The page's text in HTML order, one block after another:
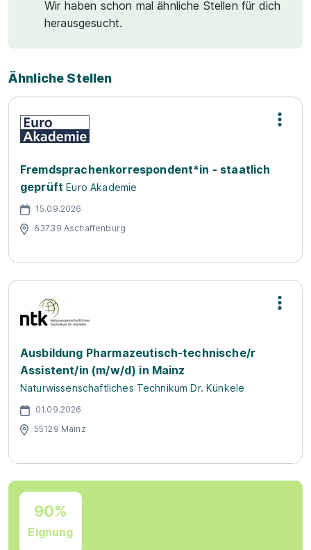
Wir haben schon mal ähnliche Stellen für dich
herausgesucht.
Ähnliche Stellen
Fremdsprachenkorrespondent*in - staatlich
geprüft Euro Akademie
15.09.2026
63739 Aschaffenburg
Ausbildung Pharmazeutisch-technische/r
Assistent/in (m/w/d) in Mainz
Naturwissenschaftliches Technikum Dr. Künkele
01.09.2026
55129 Mainz
90%
Eignung